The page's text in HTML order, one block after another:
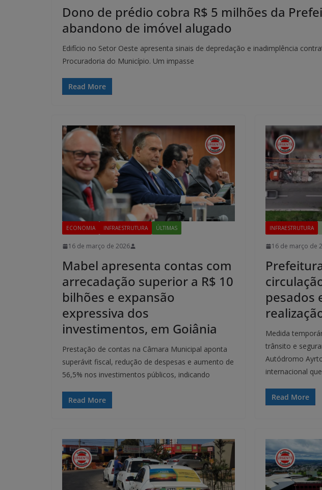
Dono de prédio cobra R$ 5 milhões da
abandono de imóvel alugado
Edifício no Setor Oeste apresenta sinais de depredação e inadimplência
Procuradoria do Município. Um impasse
Read More
ECONOMIA INFRAESTRUTURA ÚLTIMAS
16 de março de 2026
Mabel apresenta contas com
arrecadação superior a R$ 10
bilhões e expansão
expressiva dos
investimentos, em Goiânia
Prestação de contas na Câmara Municipal aponta
superávit fiscal, redução de despesas e aumento de
56,5% nos investimentos públicos, indicando
Read More
INFRAESTRUTURA
16 de março de
pesados
Medida
trânsito e
Autódromo
internacional que
Read More